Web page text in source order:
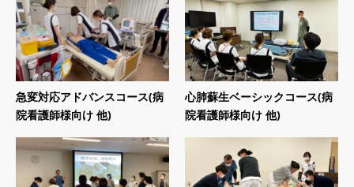
急変対応アドバンスコース(病
院看護師様向け 他)
心肺蘇生ベーシックコース(病
院看護師様向け 他)